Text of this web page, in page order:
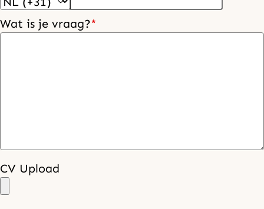
Wat is je vraag?*
CV Upload